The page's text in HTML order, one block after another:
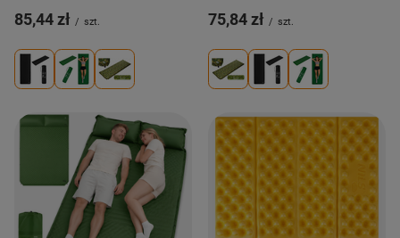
85,44 zł / szt. 75,84 zł / szt.